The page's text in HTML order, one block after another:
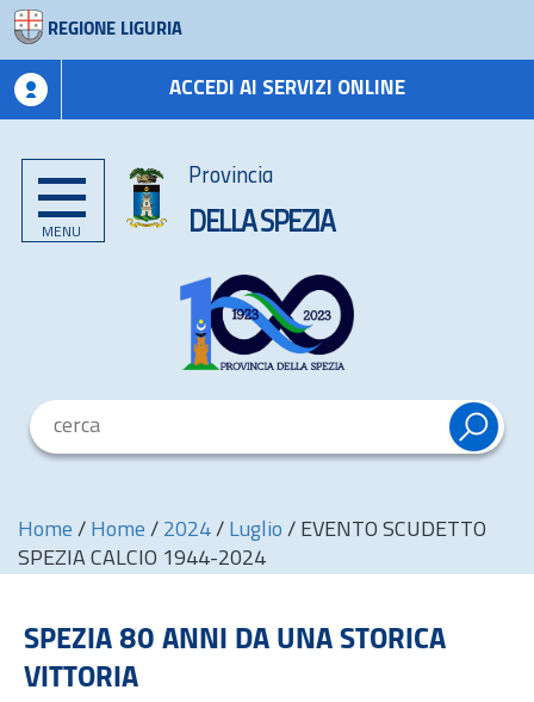
REGIONE LIGURIA
ACCEDI AI SERVIZI ONLINE
MENU
Provincia
DELLA SPEZIA
Home / Home / 2024 / Luglio / EVENTO SCUDETTO
SPEZIA CALCIO 1944-2024
SPEZIA 80 ANNI DA UNA STORICA
VITTORIA